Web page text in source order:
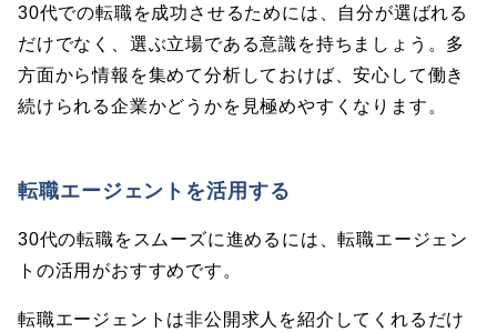
30代での転職を成功させるためには、自分が選ばれる
だけでなく、選ぶ立場である意識を持ちましょう。多
方面から情報を集めて分析しておけば、安心して働き
続けられる企業かどうかを見極めやすくなります。
転職エージェントを活用する
30代の転職をスムーズに進めるには、転職エージェン
トの活用がおすすめです。
転職エージェントは非公開求人を紹介してくれるだけ